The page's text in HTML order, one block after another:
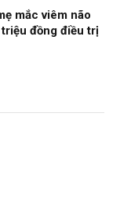
mắc viêm não
đồng điều trị